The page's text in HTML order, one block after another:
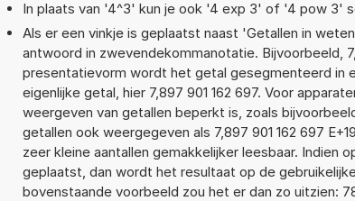
In plaats van '4^3' kun je ook '4 exp 3' of '4 pow 3'
Als er een vinkje is geplaatst naast 'Getallen in
antwoord in zwevendekommanotatie. Bijvoorbeeld,
presentatievorm wordt het getal gesegmenteerd in
eigenlijke getal, hier 7,897 901 162 697. Voor
weergeven van getallen beperkt is, zoals
getallen ook weergegeven als 7,897 901 162 697
zeer kleine aantallen gemakkelijker leesbaar. Indien
geplaatst, dan wordt het resultaat op de
bovenstaande voorbeeld zou het er dan zo uitzien: